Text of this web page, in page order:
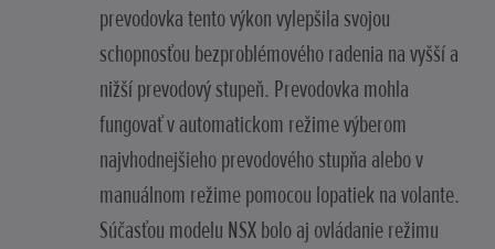
prevodovka tento výkon vylepšila svojou
schopnosťou bezproblémového radenia na vyšší a
nižší prevodový stupeň. Prevodovka mohla
fungovať v automatickom režime výberom
najvhodnejšieho prevodového stupňa alebo v
manuálnom režime pomocou lopatiek na volante.
Súčasťou modelu NSX bolo aj ovládanie režimu